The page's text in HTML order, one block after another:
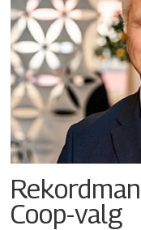
Coop-valg